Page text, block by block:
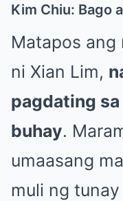
Kim Chiu: Bago
Matapos ang
ni Xian Lim,
pagdating
buhay.
umaasang
muli ng